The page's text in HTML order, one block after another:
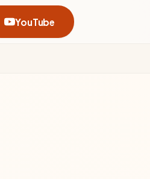
YouTube